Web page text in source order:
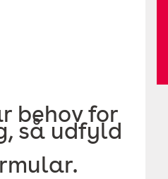
behov for
så udfyld